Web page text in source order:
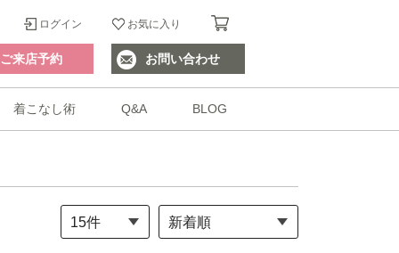
ログイン お気に入り
ご来店予約 お問い合わせ
着こなし術 Q&A BLOG